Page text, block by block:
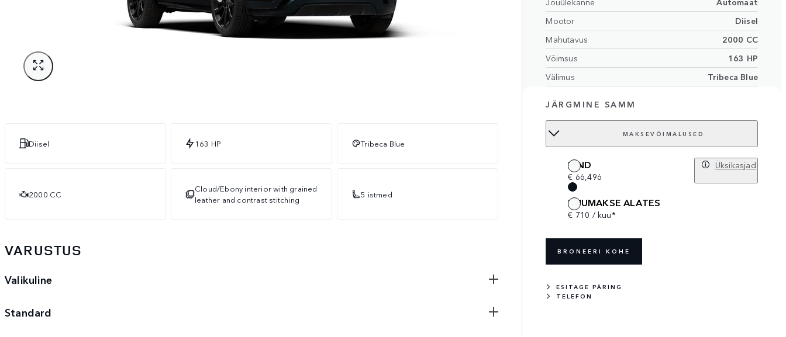
Diisel 163 HP Tribeca Blue
2000 CC
Cloud/Ebony interior with grained
leather and contrast stitching
5 istmed
VARUSTUS
Valikuline
Standard
Mootor
Diisel
Mahutavus
2000 CC
Võimsus
163 HP
Välimus
Tribeca Blue
Sisemus
leather and contrast stitching
Istmete arv
5 istmed
Order no.
18585977
JÄRGMINE SAMM
MAKSEVÕIMALUSED
HIND
€ 66,496
Üksikasjad
KUUMAKSE ALATES
€ 710 / kuu*
BRONEERI KOHE
ESITAGE PÄRING
TELEFON